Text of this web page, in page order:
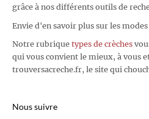
grâce à nos différents outils de
Envie d'en savoir plus sur les modes
Notre rubrique types de crèches
qui vous convient le mieux, à vous
trouversacreche.fr, le site qui
Nous suivre